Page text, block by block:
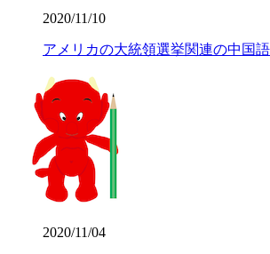
2020/11/10
アメリカの大統領選挙関連の中国語
2020/11/04